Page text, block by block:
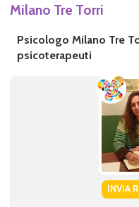
Milano Tre Torri
Psicologo Milano Tre
psicoterapeuti
INVIA